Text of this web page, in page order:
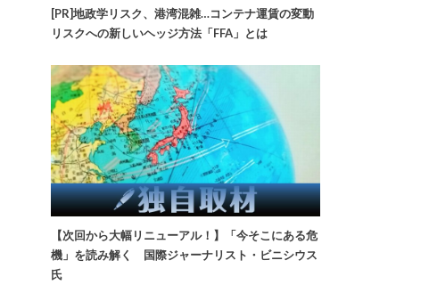
[PR]地政学リスク、港湾混雑…コンテナ運賃の変動
リスクへの新しいヘッジ方法「FFA」とは
【次回から大幅リニューアル！】「今そこにある危
機」を読み解く 国際ジャーナリスト・ビニシウス
氏